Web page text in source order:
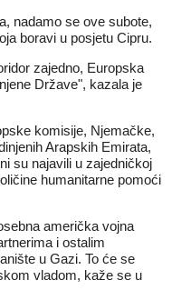
nadamo se ove subote,
boravi u posjetu Cipru.
zajedno, Europska
Države", kazala je
komisije, Njemačke,
Arapskih Emirata,
su najavili u zajedničkoj
humanitarne pomoći
američka vojna
i ostalim
u Gazi. To će se
vladom, kaže se u